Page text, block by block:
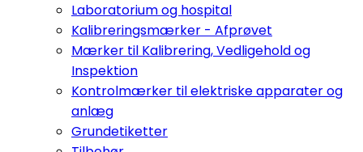
Laboratorium og hospital
Kalibreringsmærker - Afprøvet
Mærker til Kalibrering, Vedligehold og
Inspektion
Kontrolmærker til elektriske apparater og
anlæg
Grundetiketter